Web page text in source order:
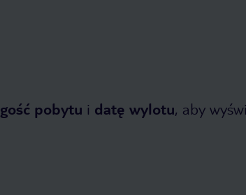
pobytu i datę wylotu, aby